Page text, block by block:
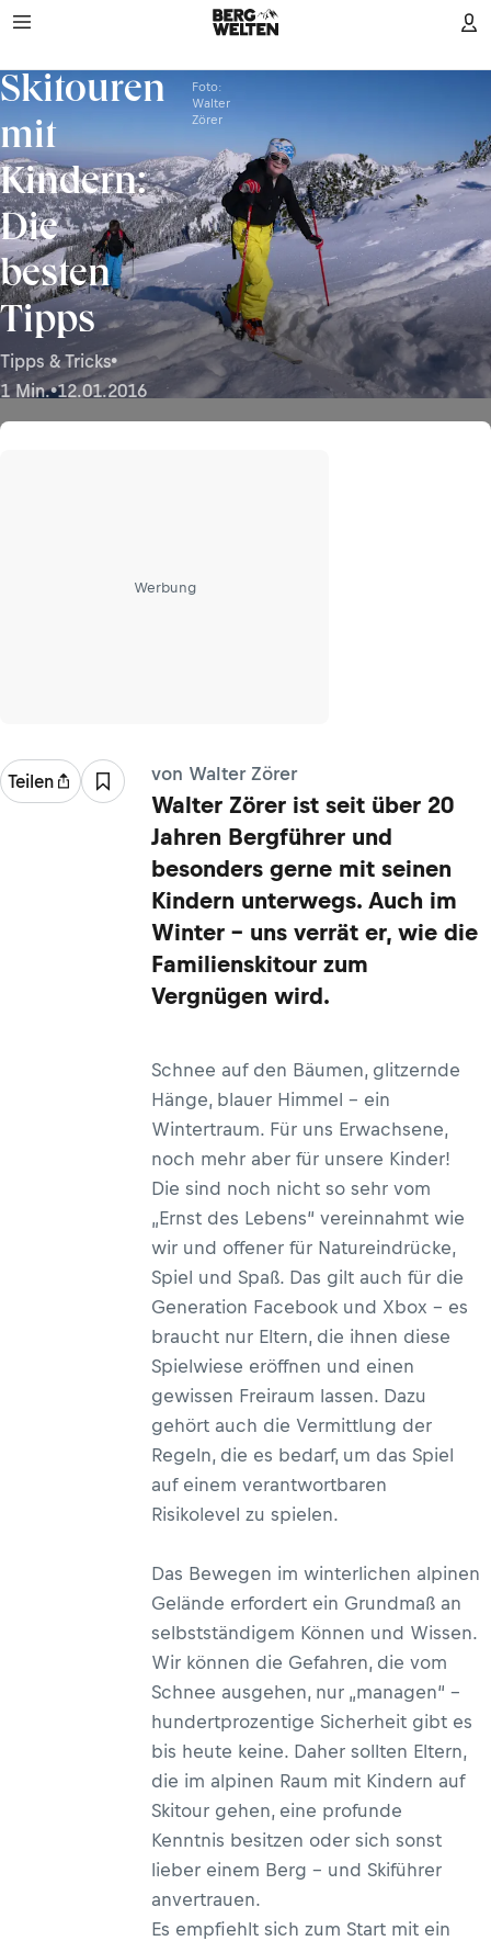
Skitouren
mit
Kindern:
Die
besten
Tipps
Tipps & Tricks•
1 Min.•12.01.2016
Foto:
Walter
Zörer
Werbung
Teilen von Walter Zörer
Walter Zörer ist seit über 20
Jahren Bergführer und
besonders gerne mit seinen
Kindern unterwegs. Auch im
Winter – uns verrät er, wie die
Familienskitour zum
Vergnügen wird.
Schnee auf den Bäumen, glitzernde
Hänge, blauer Himmel – ein
Wintertraum. Für uns Erwachsene,
noch mehr aber für unsere Kinder!
Die sind noch nicht so sehr vom
„Ernst des Lebens“ vereinnahmt wie
wir und offener für Natureindrücke,
Spiel und Spaß. Das gilt auch für die
Generation Facebook und Xbox – es
braucht nur Eltern, die ihnen diese
Spielwiese eröffnen und einen
gewissen Freiraum lassen. Dazu
gehört auch die Vermittlung der
Regeln, die es bedarf, um das Spiel
auf einem verantwortbaren
Risikolevel zu spielen.
Das Bewegen im winterlichen alpinen
Gelände erfordert ein Grundmaß an
selbstständigem Können und Wissen.
Wir können die Gefahren, die vom
Schnee ausgehen, nur „managen“ –
hundertprozentige Sicherheit gibt es
bis heute keine. Daher sollten Eltern,
die im alpinen Raum mit Kindern auf
Skitour gehen, eine profunde
Kenntnis besitzen oder sich sonst
lieber einem Berg – und Skiführer
anvertrauen.
Es empfiehlt sich zum Start mit ein